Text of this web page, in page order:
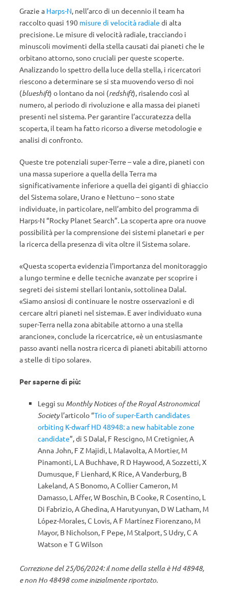
Grazie a Harps-N, nell’arco di un decennio il team ha
raccolto quasi 190 misure di velocità radiale di alta
precisione. Le misure di velocità radiale, tracciando i
minuscoli movimenti della stella causati dai pianeti che le
orbitano attorno, sono cruciali per queste scoperte.
Analizzando lo spettro della luce della stella, i ricercatori
riescono a determinare se si sta muovendo verso di noi
(blueshift) o lontano da noi (redshift), risalendo così al
numero, al periodo di rivoluzione e alla massa dei pianeti
presenti nel sistema. Per garantire l’accuratezza della
scoperta, il team ha fatto ricorso a diverse metodologie e
analisi di confronto.
Queste tre potenziali super-Terre – vale a dire, pianeti con
una massa superiore a quella della Terra ma
significativamente inferiore a quella dei giganti di ghiaccio
del Sistema solare, Urano e Nettuno – sono state
individuate, in particolare, nell’ambito del programma di
Harps-N “Rocky Planet Search”. La scoperta apre ora nuove
possibilità per la comprensione dei sistemi planetari e per
la ricerca della presenza di vita oltre il Sistema solare.
«Questa scoperta evidenzia l’importanza del monitoraggio
a lungo termine e delle tecniche avanzate per scoprire i
segreti dei sistemi stellari lontani», sottolinea Dalal.
«Siamo ansiosi di continuare le nostre osservazioni e di
cercare altri pianeti nel sistema». E aver individuato «una
super-Terra nella zona abitabile attorno a una stella
arancione», conclude la ricercatrice, «è un entusiasmante
passo avanti nella nostra ricerca di pianeti abitabili attorno
a stelle di tipo solare».
Per saperne di più:
Leggi su Monthly Notices of the Royal Astronomical
Societyl’articolo “Trio of super-Earth candidates
orbiting K-dwarf HD 48948: a new habitable zone
candidate”, di S Dalal, F Rescigno, M Cretignier, A
Anna John, F Z Majidi, L Malavolta, A Mortier, M
Pinamonti, L A Buchhave, R D Haywood, A Sozzetti, X
Dumusque, F Lienhard, K Rice, A Vanderburg, B
Lakeland, A S Bonomo, A Collier Cameron, M
Damasso, L Affer, W Boschin, B Cooke, R Cosentino, L
Di Fabrizio, A Ghedina, A Harutyunyan, D W Latham, M
López-Morales, C Lovis, A F Martínez Fiorenzano, M
Mayor, B Nicholson, F Pepe, M Stalport, S Udry, C A
Watson e T G Wilson
Correzione del 25/06/2024: il nome della stella è Hd 48948,
e non Ho 48498 come inizialmente riportato.